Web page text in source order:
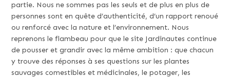
partie. Nous ne sommes pas les seuls et de plus en plus de
personnes sont en quête d’authenticité, d’un rapport renoué
ou renforcé avec la nature et l’environnement. Nous
reprenons le flambeau pour que le site Jardinautes continue
de pousser et grandir avec la même ambition : que chacun
y trouve des réponses à ses questions sur les plantes
sauvages comestibles et médicinales, le potager, les